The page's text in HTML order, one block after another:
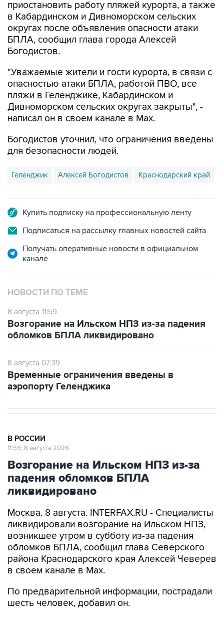
приостановить работу пляжей курорта, а также
в Кабардинском и Дивноморском сельских
округах после объявления опасности атаки
БПЛА, сообщил глава города Алексей
Богодистов.
"Уважаемые жители и гости курорта, в связи с
опасностью атаки БПЛА, работой ПВО, все
пляжи в Геленджике, Кабардинском и
Дивноморском сельских округах закрыты", -
написал он в своем канале в Max.
Богодистов уточнил, что ограничения введены
для безопасности людей.
Геленджик Алексей Богодистов Краснодарский край
Купить подписку на профессиональную ленту
Подписаться на рассылку главных новостей сайта
Получать оперативные новости в официальном
канале
НОВОСТИ ПО ТЕМЕ
8 августа 11:59
Возгорание на Ильском НПЗ из-за падения
обломков БПЛА ликвидировано
8 августа 07:39
Временные ограничения введены в
аэропорту Геленджика
В РОССИИ
11:59, 8 августа 2026
Возгорание на Ильском НПЗ из-за
падения обломков БПЛА
ликвидировано
Москва. 8 августа. INTERFAX.RU - Специалисты
ликвидировали возгорание на Ильском НПЗ,
возникшее утром в субботу из-за падения
обломков БПЛА, сообщил глава Северского
района Краснодарского края Алексей Чеверев
в своем канале в Max.
По предварительной информации, пострадали
шесть человек, добавил он.